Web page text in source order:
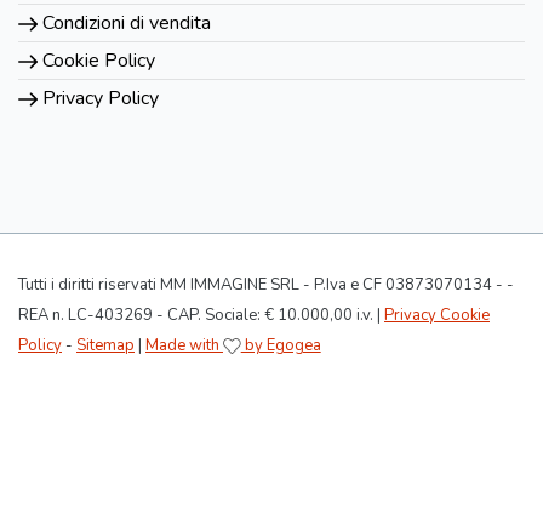
Condizioni di vendita
Cookie Policy
Privacy Policy
Tutti i diritti riservati MM IMMAGINE SRL - P.Iva e CF 03873070134 - -
REA n. LC-403269 - CAP. Sociale: € 10.000,00 i.v. | Privacy Cookie
Policy - Sitemap | Made with by Egogea